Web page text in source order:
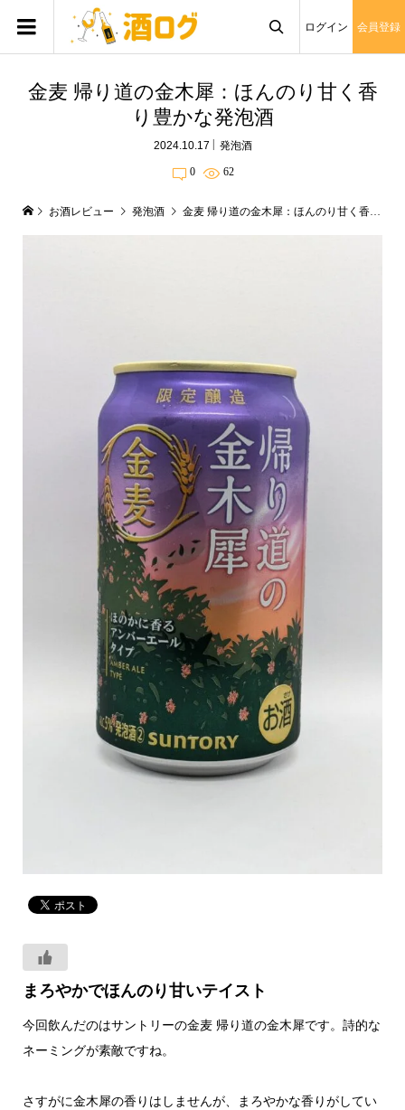

ログイン 会員登録
金麦 帰り道の金木犀：ほんのり甘く香
り豊かな発泡酒
2024.10.17 発泡酒
0 62
お酒レビュー 発泡酒 金麦 帰り道の金木犀：ほんのり甘く香り豊かな発泡酒
まろやかでほんのり甘いテイスト
今回飲んだのはサントリーの金麦 帰り道の金木犀です。詩的な
ネーミングが素敵ですね。
さすがに金木犀の香りはしませんが、まろやかな香りがしてい